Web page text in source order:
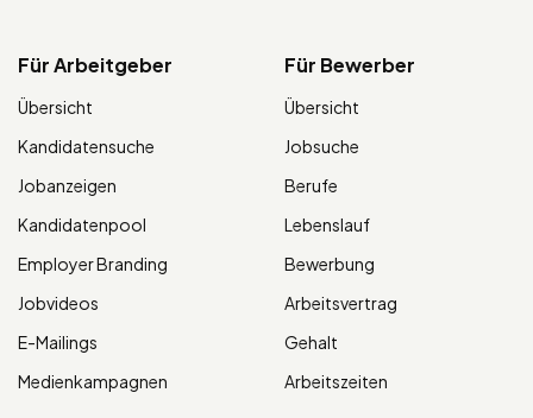
Für Arbeitgeber
Übersicht
Kandidatensuche
Jobanzeigen
Kandidatenpool
Employer Branding
Jobvideos
E-Mailings
Medienkampagnen
Für Bewerber
Übersicht
Jobsuche
Berufe
Lebenslauf
Bewerbung
Arbeitsvertrag
Gehalt
Arbeitszeiten